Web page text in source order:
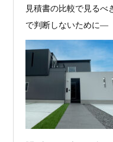
デザイ
2026年07月11
日
京都
プラン
多数お問合せあり
2025年度 京都・滋
お問合せ有難う御座い
区K様,京都市右京区S
様,京都市山科区E様,滋
京都市中京区M様,京
市中京区E様,滋賀県大
見積書の比較で見る
で判断しないために―